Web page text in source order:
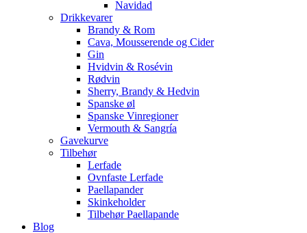
Navidad
Drikkevarer
Brandy & Rom
Cava, Mousserende og Cider
Gin
Hvidvin & Rosévin
Rødvin
Sherry, Brandy & Hedvin
Spanske øl
Spanske Vinregioner
Vermouth & Sangría
Gavekurve
Tilbehør
Lerfade
Ovnfaste Lerfade
Paellapander
Skinkeholder
Tilbehør Paellapande
Blog